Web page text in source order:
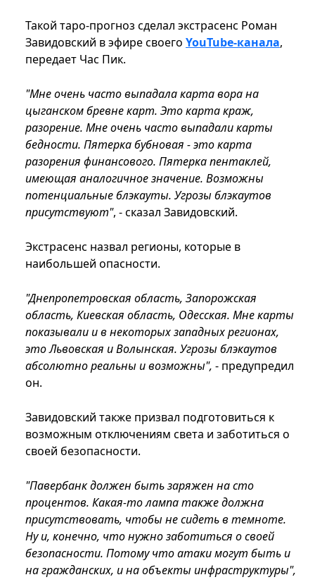
Такой таро-прогноз сделал экстрасенс Роман
Завидовский в эфире своего YouTube-канала,
передает Час Пик.
"Мне очень часто выпадала карта вора на
цыганском бревне карт. Это карта краж,
разорение. Мне очень часто выпадали карты
бедности. Пятерка бубновая - это карта
разорения финансового. Пятерка пентаклей,
имеющая аналогичное значение. Возможны
потенциальные блэкауты. Угрозы блэкаутов
присутствуют", - сказал Завидовский.
Экстрасенс назвал регионы, которые в
наибольшей опасности.
"Днепропетровская область, Запорожская
область, Киевская область, Одесская. Мне карты
показывали и в некоторых западных регионах,
это Львовская и Волынская. Угрозы блэкаутов
абсолютно реальны и возможны", - предупредил
он.
Завидовский также призвал подготовиться к
возможным отключениям света и заботиться о
своей безопасности.
"Павербанк должен быть заряжен на сто
процентов. Какая-то лампа также должна
присутствовать, чтобы не сидеть в темноте.
Ну и, конечно, что нужно заботиться о своей
безопасности. Потому что атаки могут быть и
на гражданских, и на объекты инфраструктуры",